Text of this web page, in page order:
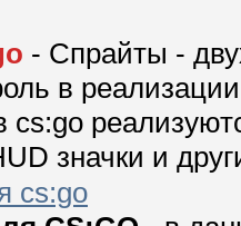
- Спрайты -
в
значки и
cs:go